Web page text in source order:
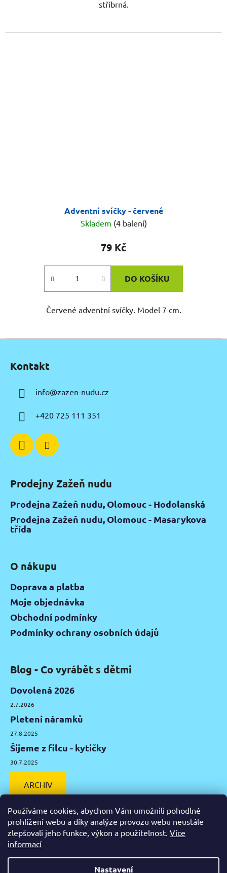
Používáme cookies, abychom Vám umožnili pohodlné
prohlížení webu a díky analýze provozu webu neustále
zlepšovali jeho funkce, výkon a použitelnost. Více
informací
Nastavení
stříbrná.
Adventní svíčky - červené
Skladem (4 balení)
79 Kč
DO KOŠÍKU
Červené adventní svíčky. Model 7 cm.
Kontakt
info@zazen-nudu.cz
+420 725 111 351
Prodejny Zažeň nudu
Prodejna Zažeň nudu, Olomouc - Hodolanská
Prodejna Zažeň nudu, Olomouc - Masarykova
třída
O nákupu
Doprava a platba
Moje objednávka
Obchodní podmínky
Podmínky ochrany osobních údajů
Blog - Co vyrábět s dětmi
Dovolená 2026
2.7.2026
Pletení náramků
27.8.2025
Šijeme z filcu - kytičky
30.7.2025
ARCHIV
Facebook